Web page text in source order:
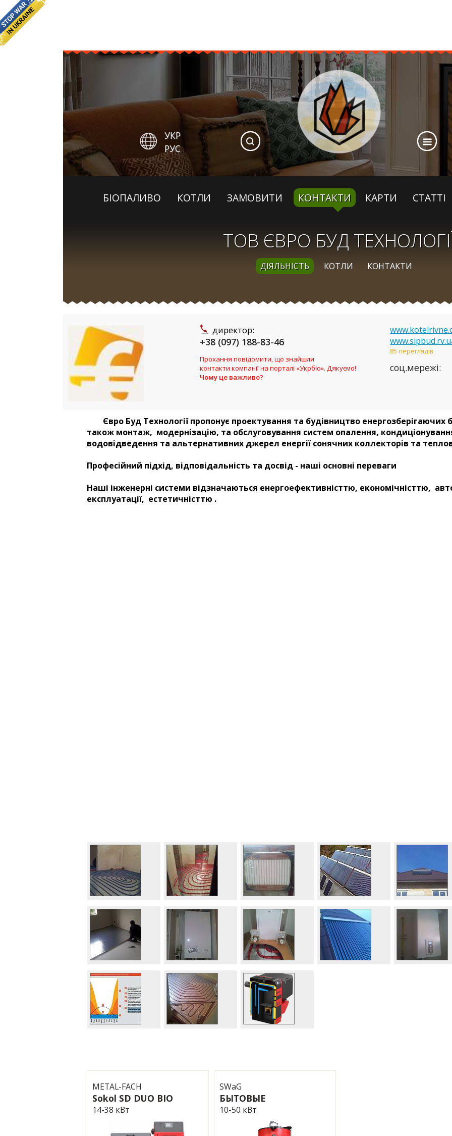
УКР
РУС
БІОПАЛИВО КОТЛИ ЗАМОВИТИ КОНТАКТИ КАРТИ СТАТТІ
ТОВ ЄВРО БУД
ДІЯЛЬНІСТЬ КОТЛИ КОНТАКТИ
директор:
+38 (097) 188-83-46
Прохання повідомити, що знайшли
контакти компанії на порталі «Укрбіо». Дякуємо!
Чому це важливо?
85 переглядів
соц.мережі:
Євро Буд Технології пропонує проектування та будівництво енергозберігаючих
також монтаж, модернізацію, та обслуговування систем опалення,
водовідведення та альтернативних джерел енергії сонячних коллекторів та
Професійний підхід, відповідальність та досвід - наші основні переваги
Наші інженерні системи відзначаються енергоефективністтю, економічністтю,
експлуатації, естетичністтю .
METAL-FACH
Sokol SD DUO BIO
14-38 кВт
SWaG
БЫТОВЫЕ
10-50 кВт